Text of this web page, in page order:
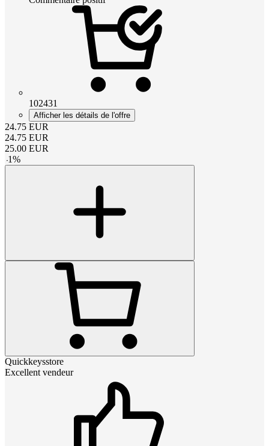
102431
Afficher les détails de l'offre
24.75 EUR
24.75 EUR
25.00 EUR
-1%
Quickkeysstore
Excellent vendeur